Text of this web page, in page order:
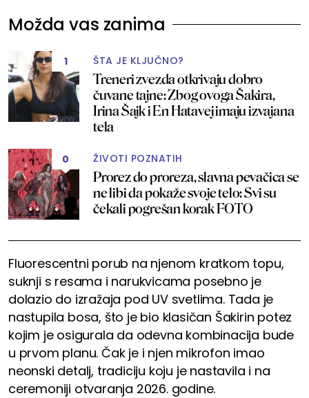
Možda vas zanima
1 ŠTA JE KLJUČNO?
Treneri zvezda otkrivaju dobro
čuvane tajne: Zbog ovoga Šakira,
Irina Šajk i En Hatavej imaju izvajana
tela
0 ŽIVOTI POZNATIH
Prorez do proreza, slavna pevačica se
ne libi da pokaže svoje telo: Svi su
čekali pogrešan korak FOTO
Fluorescentni porub na njenom kratkom topu,
suknji s resama i narukvicama posebno je
dolazio do izražaja pod UV svetlima. Tada je
nastupila bosa, što je bio klasičan Šakirin potez
kojim je osigurala da odevna kombinacija bude
u prvom planu. Čak je i njen mikrofon imao
neonski detalj, tradiciju koju je nastavila i na
ceremoniji otvaranja 2026. godine.